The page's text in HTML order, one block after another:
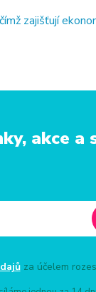
zajišťují
akce a
za účelem